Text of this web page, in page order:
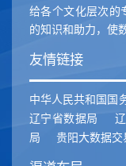
给各个文化层次的
的知识和助力，使
友情链接
中华人民共和国国
辽宁省数据局
局
贵阳大数据交